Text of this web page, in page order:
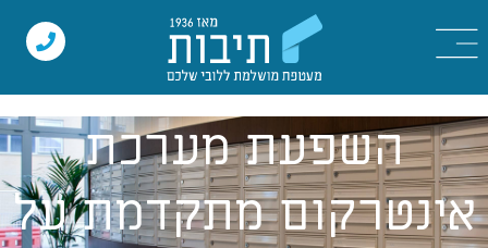
השפעת מערכת
אינטרקום מתקדמת על